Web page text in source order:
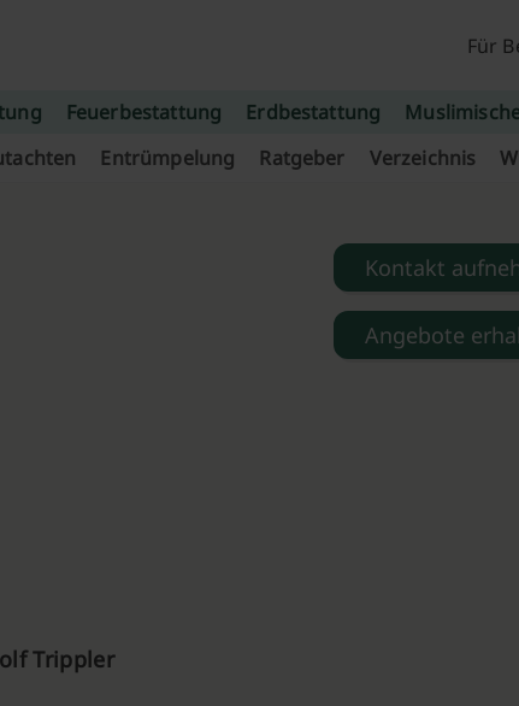
Für
Feuerbestattung Erdbestattung
Entrümpelung Ratgeber Verzeichnis
Kontakt
Angebote
Trippler